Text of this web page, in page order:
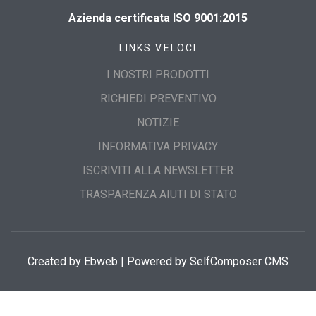
Azienda certificata ISO 9001:2015
LINKS VELOCI
I NOSTRI PRODOTTI
RICHIEDI PREVENTIVO
NOTIZIE
INFORMATIVA PRIVACY
ISCRIVITI ALLA NEWSLETTER
TRASPARENZA AIUTI DI STATO
Created by Ebweb | Powered by SelfComposer CMS